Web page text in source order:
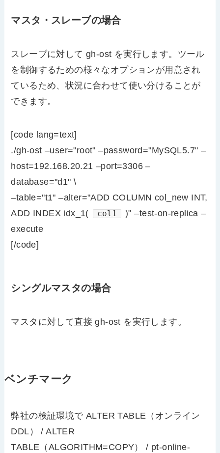
マスタ・スレーブの場合
スレーブに対して gh-ost を実行します。ツール
を制御するための様々なオプションが用意され
ているため、状況に合わせて使い分けることが
できます。
[code lang=text]
./gh-ost –user="root" –password="MySQL5.7" –
host=192.168.20.21 –port=3306 –
database="d1" \
–table="t1" –alter="ADD COLUMN col_new INT,
ADD INDEX idx_1(
col1
)" –test-on-replica –
execute
[/code]
シングルマスタの場合
マスタに対して直接 gh-ost を実行します。
ベンチマーク
弊社の検証環境で ALTER TABLE（オンライン
DDL） / ALTER
TABLE（ALGORITHM=COPY） / pt-online-